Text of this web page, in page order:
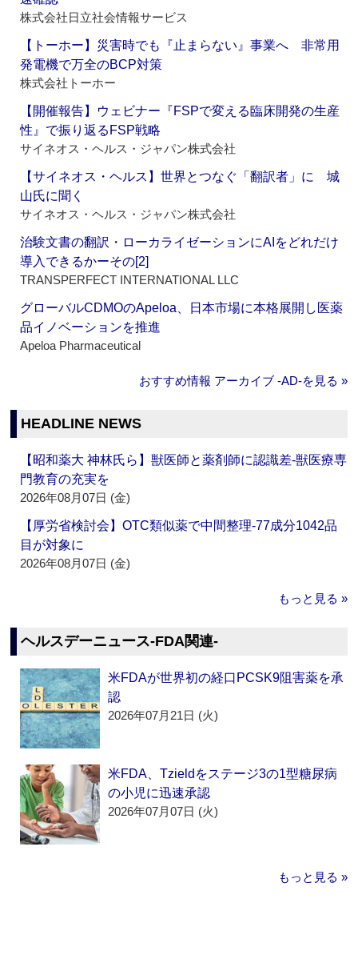
株式会社日立社会情報サービス
【トーホー】災害時でも『止まらない』事業へ 非常用
発電機で万全のBCP対策
株式会社トーホー
【開催報告】ウェビナー『FSPで変える臨床開発の生産
性』で振り返るFSP戦略
サイネオス・ヘルス・ジャパン株式会社
【サイネオス・ヘルス】世界とつなぐ「翻訳者」に 城
山氏に聞く
サイネオス・ヘルス・ジャパン株式会社
治験文書の翻訳・ローカライゼーションにAIをどれだけ
導入できるかーその[2]
TRANSPERFECT INTERNATIONAL LLC
グローバルCDMOのApeloa、日本市場に本格展開し医薬
品イノベーションを推進
Apeloa Pharmaceutical
おすすめ情報 アーカイブ ‐AD‐を見る »
HEADLINE NEWS
【昭和薬大 神林氏ら】獣医師と薬剤師に認識差‐獣医療専
門教育の充実を
2026年08月07日 (金)
【厚労省検討会】OTC類似薬で中間整理‐77成分1042品
目が対象に
2026年08月07日 (金)
もっと見る »
ヘルスデーニュース‐FDA関連‐
米FDAが世界初の経口PCSK9阻害薬を承
認
2026年07月21日 (火)
米FDA、Tzieldをステージ3の1型糖尿病
の小児に迅速承認
2026年07月07日 (火)
もっと見る »